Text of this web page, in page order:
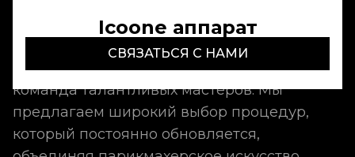
Icoone аппарат
СВЯЗАТЬСЯ С НАМИ
Aldo Coppola Tashkent - это идеальный
сервис, неповторимая атмосфера и
команда талантливых мастеров. Мы
предлагаем широкий выбор процедур,
который постоянно обновляется,